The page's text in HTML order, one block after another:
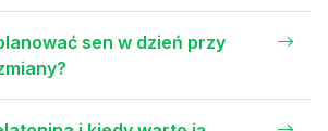
sen w dzień przy